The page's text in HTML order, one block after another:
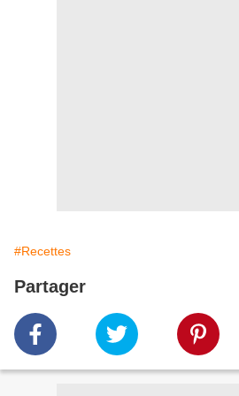
#Recettes
Partager